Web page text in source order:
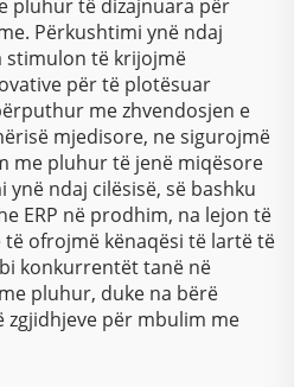
pluhur të dizajnuara për
Përkushtimi ynë ndaj
stimulon të krijojmë
për të plotësuar
me zhvendosjen e
mjedisore, ne sigurojmë
me pluhur të jenë miqësore
ndaj cilësisë, së bashku
ERP në prodhim, na lejon të
ofrojmë kënaqësi të lartë të
konkurrentët tanë në
pluhur, duke na bërë
për mbulim me